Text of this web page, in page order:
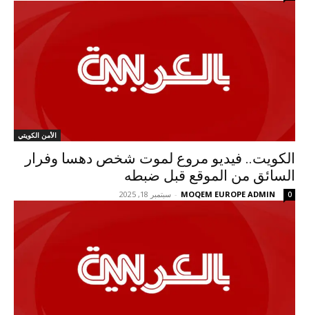
الأمن الكويتي
الكويت.. فيديو مروع لموت شخص دهسا وفرار
السائق من الموقع قبل ضبطه
MOQEM EUROPE ADMIN
- سبتمبر 18, 2025 0